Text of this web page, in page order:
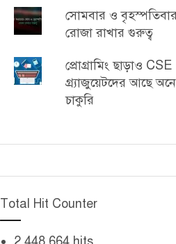
সোমবার ও
রোজা রাখার গুরুত্ব
প্রোগ্রামিং ছাড়াও CSE
গ্র্যাজুয়েটদের আছে
চাকুরি
Total Hit Counter